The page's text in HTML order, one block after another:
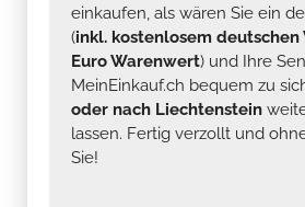
einkaufen, als wären Sie ein
(inkl. kostenlosem deutschen
Euro Warenwert) und Ihre
MeinEinkauf.ch bequem zu
oder nach Liechtenstein
lassen. Fertig verzollt und
Sie!